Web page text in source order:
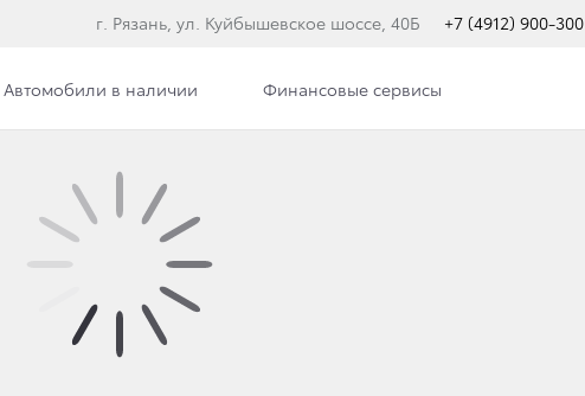
г. Рязань, ул. Куйбышевское шоссе, 40Б +7 (4912) 900-300
Автомобили в наличии Финансовые сервисы
САМЫМ ДОРОГИМ
В МИРЕ